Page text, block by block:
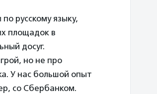
русскому языку,
площадок в
досуг.
но не про
У нас большой опыт
со Сбербанком.